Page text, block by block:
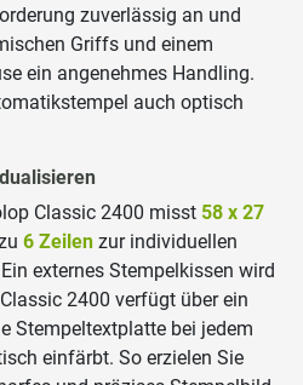
zuverlässig an und
Griffs und einem
ein angenehmes Handling.
auch optisch
Classic 2400 misst 58 x 27
6 Zeilen zur individuellen
externes Stempelkissen wird
2400 verfügt über ein
Stempeltextplatte bei jedem
einfärbt. So erzielen Sie